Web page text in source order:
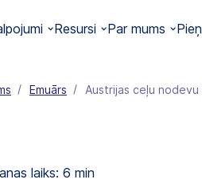
Resursi Par mums
Emuārs Austrijas ceļu
laiks: 6 min